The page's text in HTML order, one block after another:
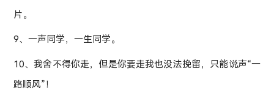
片。
9、一声同学，一生同学。
10、我舍不得你走，但是你要走我也没法挽留，只能说声“一
路顺风”！